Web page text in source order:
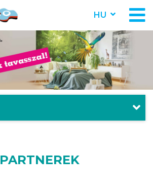
HU
PARTNEREK